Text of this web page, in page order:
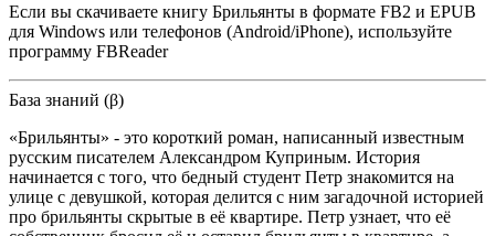
Если вы скачиваете книгу Брильянты в формате FB2 и EPUB
для Windows или телефонов (Android/iPhone), используйте
программу FBReader
База знаний (β)
«Брильянты» - это короткий роман, написанный известным
русским писателем Александром Куприным. История
начинается с того, что бедный студент Петр знакомится на
улице с девушкой, которая делится с ним загадочной историей
про брильянты скрытые в её квартире. Петр узнает, что её